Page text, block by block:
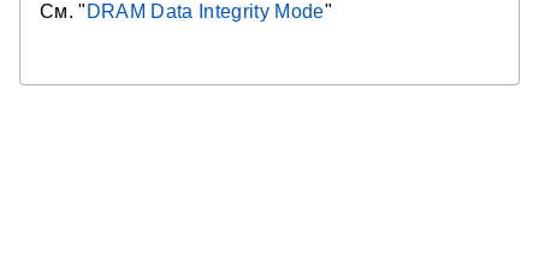
См. " DRAM Data Integrity Mode"